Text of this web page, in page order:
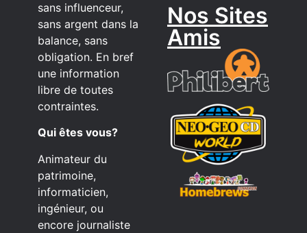
sans influenceur,
sans argent dans la
balance, sans
obligation. En bref
une information
libre de toutes
contraintes.
Qui êtes vous?
Animateur du
patrimoine,
informaticien,
ingénieur, ou
encore journaliste
Nos Sites
Amis